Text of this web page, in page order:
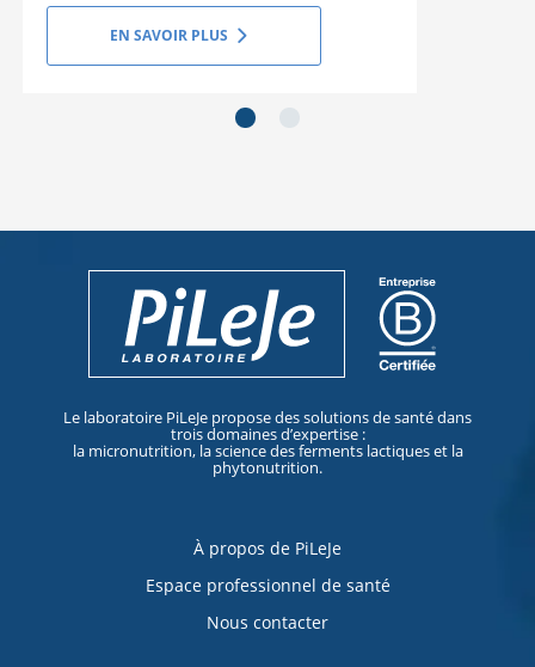
EN SAVOIR PLUS
next_slide
Le laboratoire PiLeJe propose des solutions de santé dans
trois domaines d’expertise :
la micronutrition, la science des ferments lactiques et la
phytonutrition.
À propos de PiLeJe
Espace professionnel de santé
Nous contacter